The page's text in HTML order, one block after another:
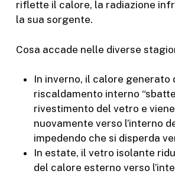
riflette il calore, la radiazione
la sua sorgente.
Cosa accade nelle diverse
In inverno, il calore generato
riscaldamento interno
rivestimento del vetro e
nuovamente verso l’interno
impedendo che si disperda
In estate, il vetro isolante
del calore esterno verso